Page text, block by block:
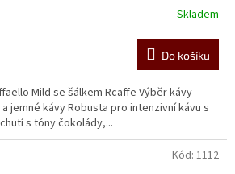
Skladem
Do košíku
Mild se šálkem Rcaffe Výběr kávy
jemné kávy Robusta pro intenzivní kávu s
s tóny čokolády,...
Kód: 1112